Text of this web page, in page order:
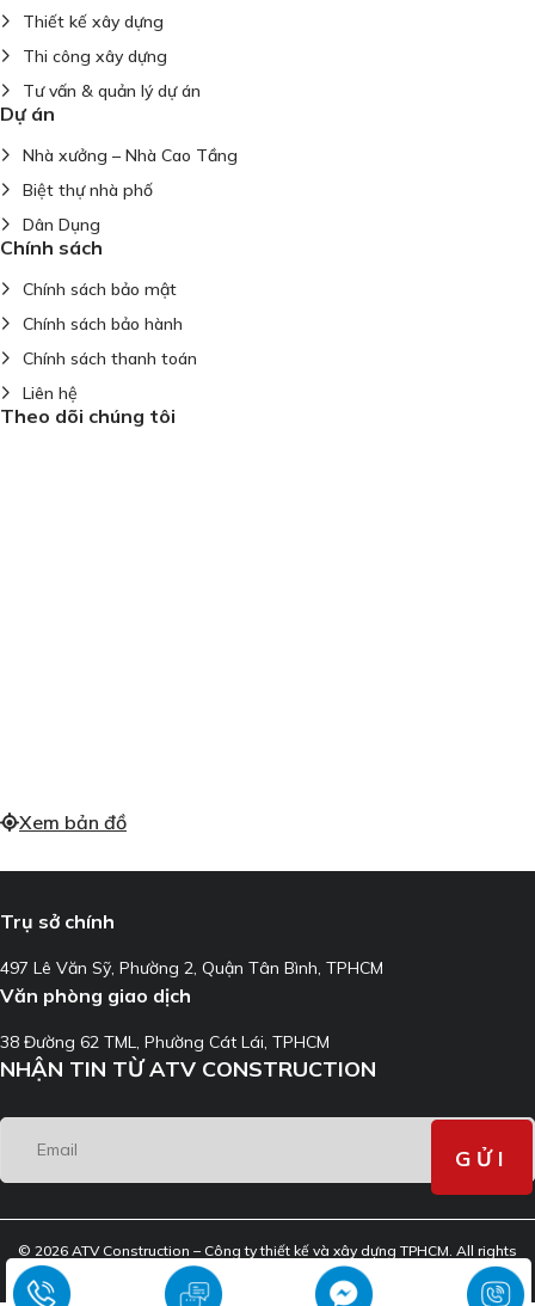
Thiết kế xây dựng
Thi công xây dựng
Tư vấn & quản lý dự án
Dự án
Nhà xưởng – Nhà Cao Tầng
Biệt thự nhà phố
Dân Dụng
Chính sách
Chính sách bảo mật
Chính sách bảo hành
Chính sách thanh toán
Liên hệ
Theo dõi chúng tôi
Xem bản đồ
Trụ sở chính
497 Lê Văn Sỹ, Phường 2, Quận Tân Bình, TPHCM
Văn phòng giao dịch
38 Đường 62 TML, Phường Cát Lái, TPHCM
NHẬN TIN TỪ ATV CONSTRUCTION
© 2026 ATV Construction – Công ty thiết kế và xây dựng TPHCM. All rights